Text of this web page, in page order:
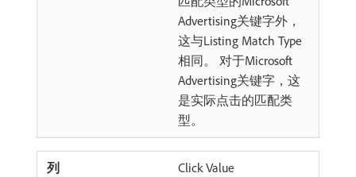
Advertising关键字外，
这与Listing Match Type
相同。 对于Microsoft
Advertising关键字，这
是实际点击的匹配类
型。
Click Value